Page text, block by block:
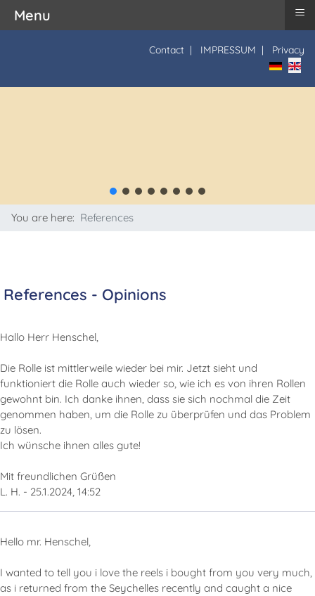
Contact | IMPRESSUM | Privacy
Select
You are here: References
References - Opinions
Hallo Herr Henschel,
Die Rolle ist mittlerweile wieder bei mir. Jetzt sieht und
funktioniert die Rolle auch wieder so, wie ich es von ihren Rollen
gewohnt bin. Ich danke ihnen, dass sie sich nochmal die Zeit
genommen haben, um die Rolle zu überprüfen und das Problem
zu lösen.
Ich wünsche ihnen alles gute!
Mit freundlichen Grüßen
L. H. - 25.1.2024, 14:52
Hello mr. Henschel,
I wanted to tell you i love the reels i bought from you very much,
as i returned from the Seychelles recently and caught a nice
Menu ≡